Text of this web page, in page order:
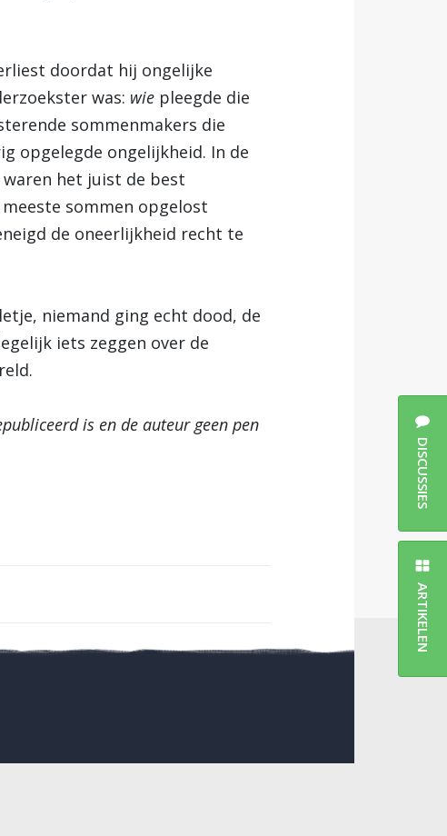
doordat hij ongelijke
was: wie pleegde die
sommenmakers die
opgelegde ongelijkheid. In de
het juist de best
sommen opgelost
de oneerlijkheid recht te
niemand ging echt dood, de
iets zeggen over de
is en de auteur geen pen
DISCUSSIES
ARTIKELEN